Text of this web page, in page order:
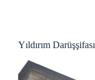
Yıldırım Darüşşifası